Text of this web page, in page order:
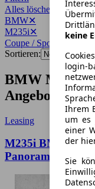
keine
login-
Ihrem
um es
einer
der
Sie
Alles löschen
BMW✕
M235i✕
Coupe / Sportwagen
Sortieren:
BMW M235i
Angebote
Leasing
M235i BMW
Panorama H/K